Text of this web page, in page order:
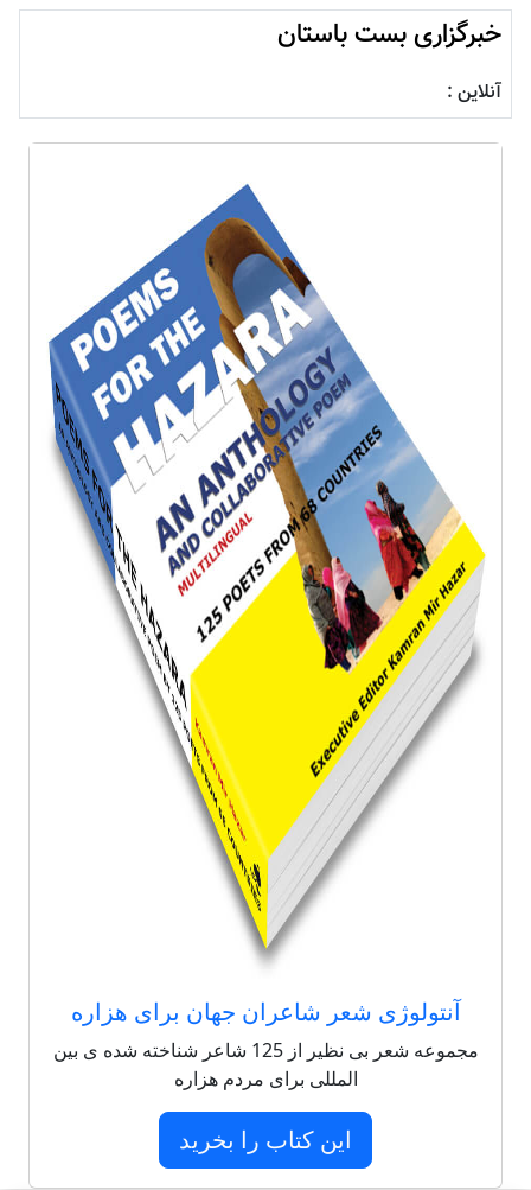
خبرگزاری بست باستان
آنلاین :
آنتولوژی شعر شاعران جهان برای هزاره
مجموعه شعر بی نظیر از 125 شاعر شناخته شده ی بین
المللی برای مردم هزاره
این کتاب را بخرید